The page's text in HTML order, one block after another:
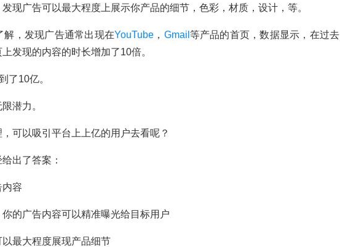
现广告可以最大程度上展示你产品的细节，色彩，材质，设计，等。
解，发现广告通常出现在YouTube ， Gmail 等产品的首页，数据显示，在过去
发现的内容的时长增加了10倍。
了10亿。
潜力。
可以吸引平台上上亿的用户去看呢？
出了答案：
容
的广告内容可以精准曝光给目标用户
最大程度展现产品细节